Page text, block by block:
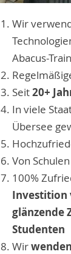
Wir
Abacus-
Seit20+
In viele
Übersee
Von
100%
Investition
glänzende
Studenten
Wir